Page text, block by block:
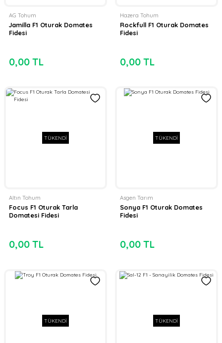
AG Tohum
Jamilla F1 Oturak Domates
Fidesi
0,00 TL
Hazera Tohum
Rockfull F1 Oturak Domates
Fidesi
0,00 TL
TÜKENDİ
Altın Tohum
Focus F1 Oturak Tarla
Domatesi Fidesi
0,00 TL
TÜKENDİ
Asgen Tarım
Sonya F1 Oturak Domates
Fidesi
0,00 TL
TÜKENDİ TÜKENDİ